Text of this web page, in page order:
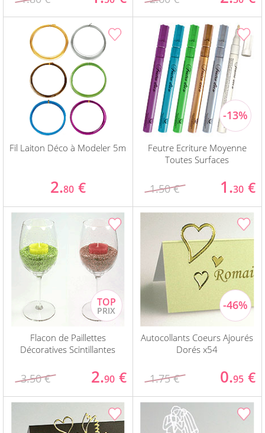
Fil Laiton Déco à Modeler 5m
2.80 €
Feutre Ecriture Moyenne
Toutes Surfaces
1.50 € 1.30 €
Flacon de Paillettes
Décoratives Scintillantes
3.50 € 2.90 €
Autocollants Coeurs Ajourés
Dorés x54
1.75 € 0.95 €